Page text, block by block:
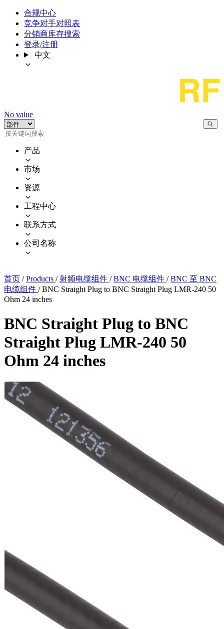
合规中心
竞争对手对照表
分销商库存搜索
登录/注册
中文
No value
产品
市场
资源
工程中心
联系方式
公司名称
首页 / Products / 射频电缆组件 / BNC 电缆组件 / BNC 至 BNC
电缆组件 / BNC Straight Plug to BNC Straight Plug LMR-240 50
Ohm 24 inches
BNC Straight Plug to BNC
Straight Plug LMR-240 50
Ohm 24 inches